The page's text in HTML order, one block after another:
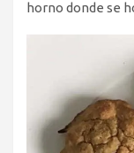
horno donde se